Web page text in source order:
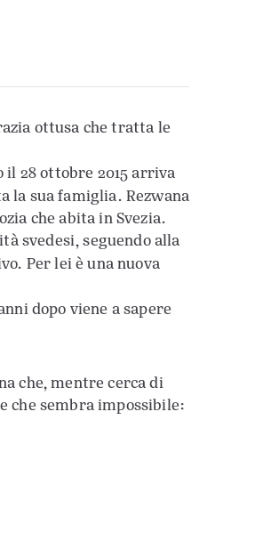
ottusa che tratta le
28 ottobre 2015 arriva
la sua famiglia. Rezwana
che abita in Svezia.
svedesi, seguendo alla
Per lei è una nuova
dopo viene a sapere
che, mentre cerca di
che sembra impossibile: